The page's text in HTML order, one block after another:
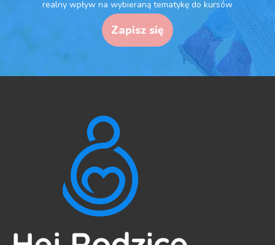
realny wpływ na wybieraną tematykę do kursów
Zapisz się